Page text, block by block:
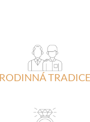
RODINNÁ TRADICE